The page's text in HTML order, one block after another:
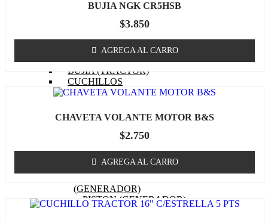
MOTOR)
(TRACTOR)
FILTRO DE ACEITE
(TRACTOR)
FILTRO DE AIRE (TRACTOR)
BUJIA (TRACTOR)
CUCHILLOS
CORREA (TRACTOR)
MASA / TORRETA
GENERADOR
MOTOR (GENERADOR)
(GENERADOR)
PISTON (GENERADOR)
ANILLOS (GENERADOR)
BUJIA NGK CR5HSB
$3.850
AGREGA AL CARRO
CHAVETA VOLANTE MOTOR B&S
$2.750
AGREGA AL CARRO